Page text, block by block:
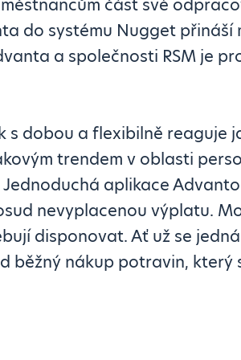
část své
do systému Nugget
a společnosti RSM je
s dobou a flexibilně reaguje
trendem v oblasti
aplikace
nevyplacenou výplatu.
disponovat. Ať už se
běžný nákup potravin, který